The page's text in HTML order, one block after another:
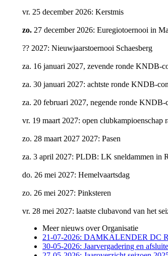
vr. 25 december 2026: Kerstmis
zo. 27 december 2026: Euregiotoernooi in
?? 2027: Nieuwjaarstoernooi Schaesberg
za. 16 januari 2027, zevende ronde KNDB-
za. 30 januari 2027: achtste ronde KNDB-
za. 20 februari 2027, negende ronde
vr. 19 maart 2027: open clubkampioenschap
zo. 28 maart 2027 2027: Pasen
za. 3 april 2027: PLDB: LK sneldammen in
do. 26 mei 2027: Hemelvaartsdag
zo. 26 mei 2027: Pinksteren
vr. 28 mei 2027: laatste clubavond van het
Meer nieuws over Organisatie
21-07-2026: DAMKALENDER DC
30-05-2026: Jaarvergadering en